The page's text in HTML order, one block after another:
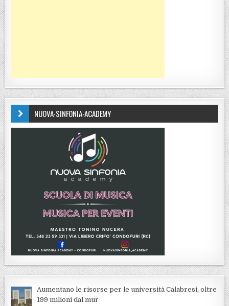
NUOVA-SINFONIA-ACADEMY
Aumentano le risorse per le università Calabresi, oltre
199 milioni dal mur